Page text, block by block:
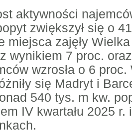
aktywności
zwiększył się o
miejsca zajęły
wynikiem 7 proc.
wzrosła o 6
się Madryt i
540 tys. m kw.
IV kwartału 2025